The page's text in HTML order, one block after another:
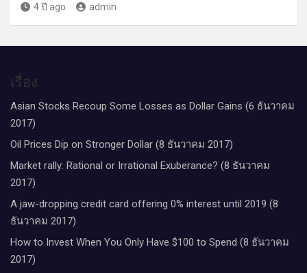
4 ปี ago admin
เรื่อง
Asian Stocks Recoup Some Losses as Dollar Gains (6 ธันวาคม
2017)
Oil Prices Dip on Stronger Dollar (8 ธันวาคม 2017)
Market rally: Rational or Irrational Exuberance? (8 ธันวาคม
2017)
A jaw-dropping credit card offering 0% interest until 2019 (8
ธันวาคม 2017)
How to Invest When You Only Have $100 to Spend (8 ธันวาคม
2017)